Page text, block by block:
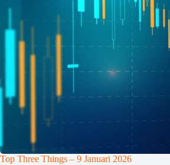
Top Three Things – 9 Januari 2026